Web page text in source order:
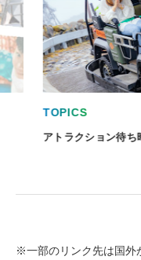
TOPICS
アトラクション待ち
※一部のリンク先は国外